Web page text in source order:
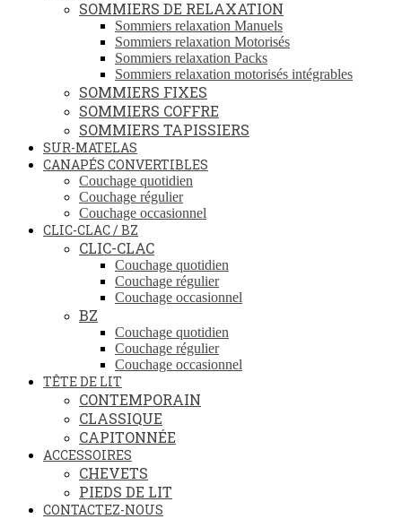
SOMMIERS DE RELAXATION
Sommiers relaxation Manuels
Sommiers relaxation Motorisés
Sommiers relaxation Packs
Sommiers relaxation motorisés intégrables
SOMMIERS FIXES
SOMMIERS COFFRE
SOMMIERS TAPISSIERS
SUR-MATELAS
CANAPÉS CONVERTIBLES
Couchage quotidien
Couchage régulier
Couchage occasionnel
CLIC-CLAC / BZ
CLIC-CLAC
Couchage quotidien
Couchage régulier
Couchage occasionnel
BZ
Couchage quotidien
Couchage régulier
Couchage occasionnel
TÊTE DE LIT
CONTEMPORAIN
CLASSIQUE
CAPITONNÉE
ACCESSOIRES
CHEVETS
PIEDS DE LIT
CONTACTEZ-NOUS